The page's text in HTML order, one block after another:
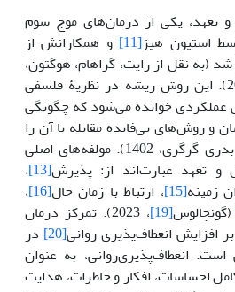
تعهد، یکی از درمان‌های موج سوم
استیون هیز[11]
و همکارانش از
1980 معرفی شد (به نقل از رایت، گراهام، هوگتون،
، 2023). این روش ریشه در نظریۀ فلسفی
‌عملکردی خوانده می‌شود که چگونگی
و روش‌های بی‌فایده مقابله با آن را
تبیین می‌کند (جاهدی و بدری گرگری، 1402). مولفه‌های اصلی
و تعهد عبارت‌اند از: پذیرش[13]
،
زمینه[15] ، ارتباط با زمان حال[16]
،
(گونچالوس[19]
، 2023). تمرکز درمان
افزایش انعطاف‌پذیری ‌روانی[20]
در
انعطاف‌پذیری‌روانی، به عنوان
احساسات، افکار و خاطرات، هدایت